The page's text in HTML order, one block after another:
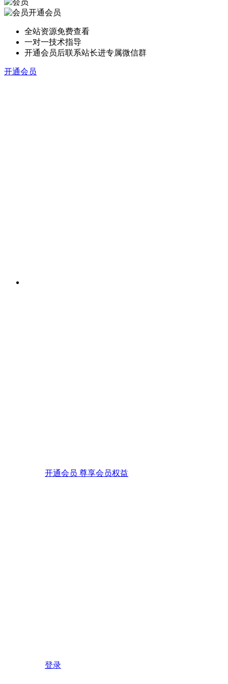
开通会员
全站资源免费查看
一对一技术指导
开通会员后联系站长进专属微信群
开通会员
开通会员 尊享会员权益
登录